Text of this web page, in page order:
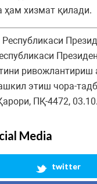
ҳам хизмат қилади.
ривожлантириш
этиш чора-
ПҚ-4472,
Media
twitter